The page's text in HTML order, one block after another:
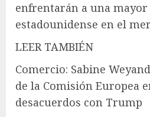
enfrentarán a una
estadounidense en el
LEER TAMBIÉN
Comercio: Sabine
de la Comisión Europea
desacuerdos con Trump